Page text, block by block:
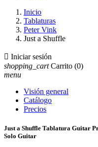
Inicio
Tablaturas
Peter Vink
Just a Shuffle
 Iniciar sesión
shopping_cart Carrito (0)
menu
Visión general
Catálogo
Precios
Just a Shuffle Tablatura Guitar
Solo Guitar